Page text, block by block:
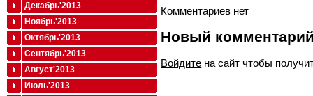
Комментариев нет
Новый
Войдите на сайт чтобы
Декабрь'2013
Ноябрь'2013
Октябрь'2013
Сентябрь'2013
Август'2013
Июль'2013